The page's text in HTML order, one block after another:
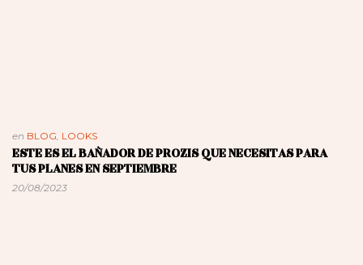
en BLOG, LOOKS
ESTE ES EL BAÑADOR DE PROZIS QUE NECESITAS PARA
TUS PLANES EN SEPTIEMBRE
20/08/2023